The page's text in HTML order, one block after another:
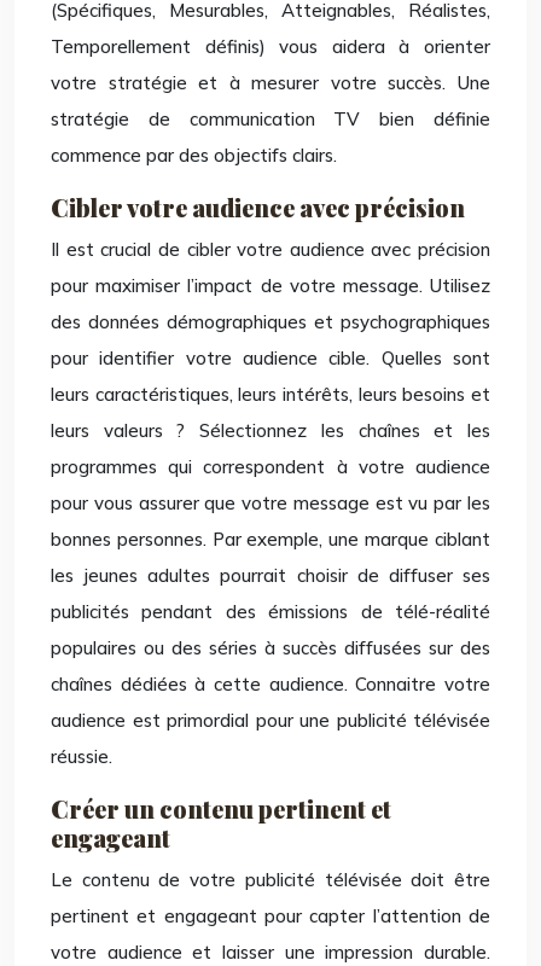
(Spécifiques, Mesurables, Atteignables, Réalistes,
Temporellement définis) vous aidera à orienter
votre stratégie et à mesurer votre succès. Une
stratégie de communication TV bien définie
commence par des objectifs clairs.
Cibler votre audience avec précision
Il est crucial de cibler votre audience avec précision
pour maximiser l’impact de votre message. Utilisez
des données démographiques et psychographiques
pour identifier votre audience cible. Quelles sont
leurs caractéristiques, leurs intérêts, leurs besoins et
leurs valeurs ? Sélectionnez les chaînes et les
programmes qui correspondent à votre audience
pour vous assurer que votre message est vu par les
bonnes personnes. Par exemple, une marque ciblant
les jeunes adultes pourrait choisir de diffuser ses
publicités pendant des émissions de télé-réalité
populaires ou des séries à succès diffusées sur des
chaînes dédiées à cette audience. Connaitre votre
audience est primordial pour une publicité télévisée
réussie.
Créer un contenu pertinent et
engageant
Le contenu de votre publicité télévisée doit être
pertinent et engageant pour capter l’attention de
votre audience et laisser une impression durable.